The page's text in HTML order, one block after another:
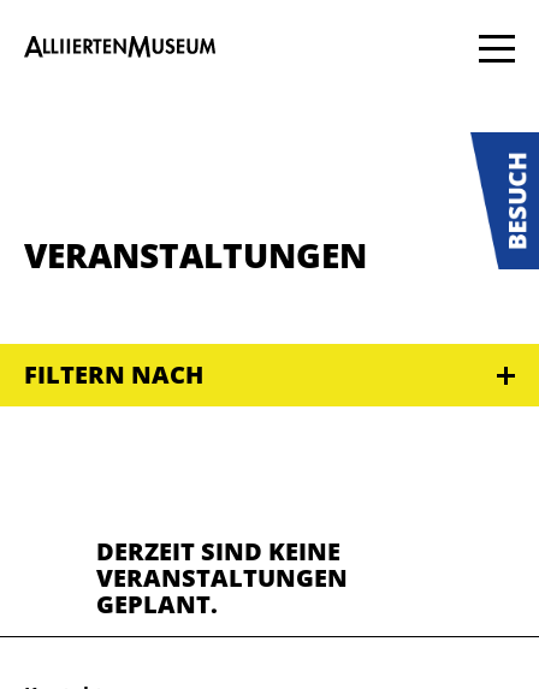
VERANSTALTUNGEN
FILTERN NACH
DERZEIT SIND KEINE
VERANSTALTUNGEN
GEPLANT.